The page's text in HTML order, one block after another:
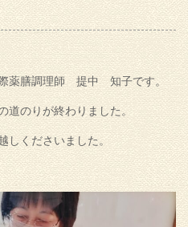
薬膳調理師 提中 知子です。
道のりが終わりました。
しくださいました。